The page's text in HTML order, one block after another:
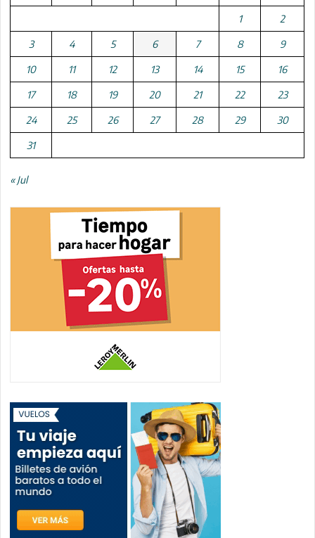
1 2
3 4 5 6 7 8 9
10 11 12 13 14 15 16
17 18 19 20 21 22 23
24 25 26 27 28 29 30
31
« Jul